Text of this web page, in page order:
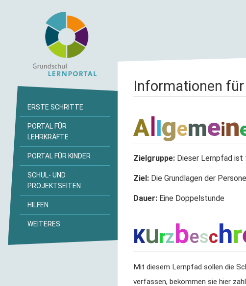
Informationen
Al gemein
Zielgruppe: Dieser Lernpfad ist
Ziel: Die Grundlagen der
Dauer: Eine Doppelstunde
Kurz besc hr
Mit diesem Lernpfad sollen die
verfassen, bekommen sie hier
ERSTE SCHRITTE
PORTAL FÜR
LEHRKRÄFTE
PORTAL FÜR KINDER
SCHUL- UND
PROJEKTSEITEN
HILFEN
WEITERES